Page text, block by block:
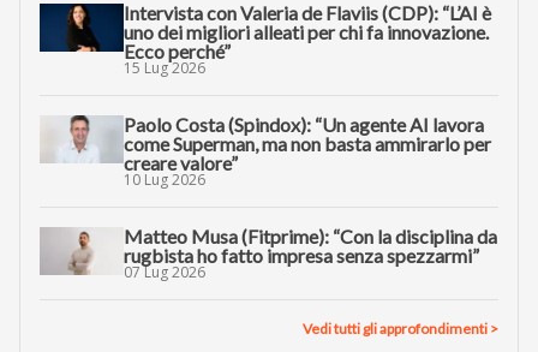
Intervista con Valeria de Flaviis (CDP): “L’AI è
uno dei migliori alleati per chi fa innovazione.
Ecco perché”
15 Lug 2026
Paolo Costa (Spindox): “Un agente AI lavora
come Superman, ma non basta ammirarlo per
creare valore”
10 Lug 2026
Matteo Musa (Fitprime): “Con la disciplina da
rugbista ho fatto impresa senza spezzarmi”
07 Lug 2026
Vedi tutti gli approfondimenti >